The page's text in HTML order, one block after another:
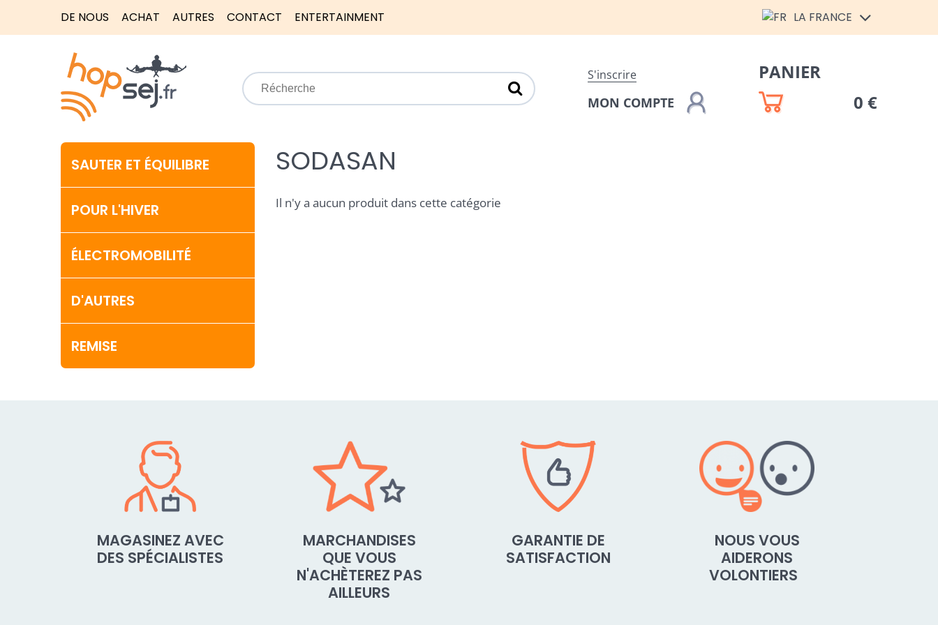
DE NOUS ACHAT AUTRES CONTACT ENTERTAINMENT LA FRANCE
S'inscrire
MON COMPTE
PANIER
0 €
SAUTER ET ÉQUILIBRE
POUR L'HIVER
ÉLECTROMOBILITÉ
D'AUTRES
REMISE
SODASAN
Il n'y a aucun produit dans cette catégorie
MAGASINEZ AVEC
DES SPÉCIALISTES
MARCHANDISES
QUE VOUS
N'ACHÈTEREZ PAS
AILLEURS
GARANTIE DE
SATISFACTION
NOUS VOUS
AIDERONS
VOLONTIERS